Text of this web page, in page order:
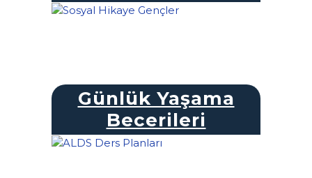
Günlük Yaşama
Becerileri